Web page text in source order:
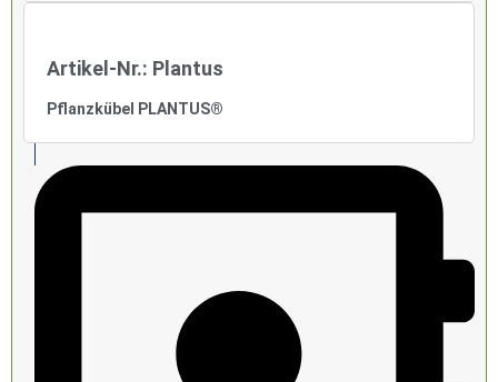
Artikel-Nr.: Plantus
Pflanzkübel PLANTUS®